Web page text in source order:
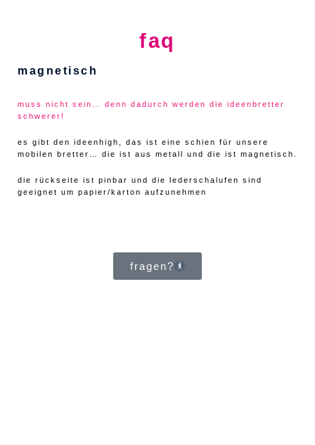
faq
magnetisch
muss nicht sein… denn dadurch werden die ideenbretter
schwerer!
es gibt den ideenhigh, das ist eine schien für unsere
mobilen bretter… die ist aus metall und die ist magnetisch.
die rückseite ist pinbar und die lederschalufen sind
geeignet um papier/karton aufzunehmen
fragen?